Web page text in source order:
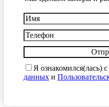
Я ознакомился(лась) с
данных и